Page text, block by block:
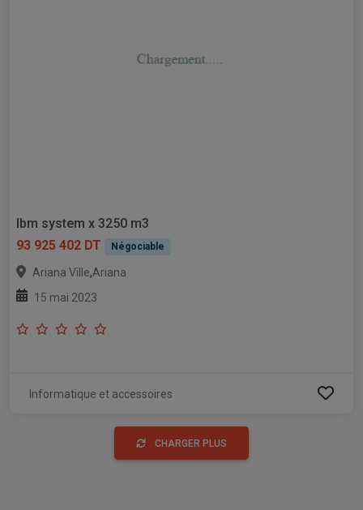
Ibm system x 3250 m3
93 925 402 DT
Négociable
Ariana Ville,Ariana
15 mai 2023
Informatique et accessoires
CHARGER PLUS